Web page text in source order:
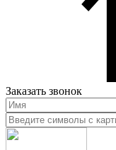
Заказать звонок